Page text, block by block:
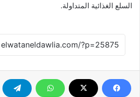
السلع الغذائية المتداولة.